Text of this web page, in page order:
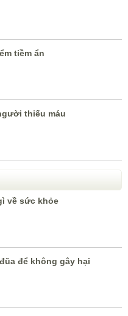
tiềm ẩn
thiếu máu
về sức khỏe
để không gây hại